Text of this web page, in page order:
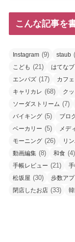
こんな記事を
Instagram (9) staub
こども (21) はてな
エンパズ (17) カフェ
キャリカレ (68) ク
ソーダストリーム (7)
バイキング (5) ブロ
ベーカリー (5) メデ
モーニング (26) リ
動画編集 (8) 和食 (4)
手帳レビュー (21)
松坂屋 (30) 歩数アプ
閉店したお店 (33)